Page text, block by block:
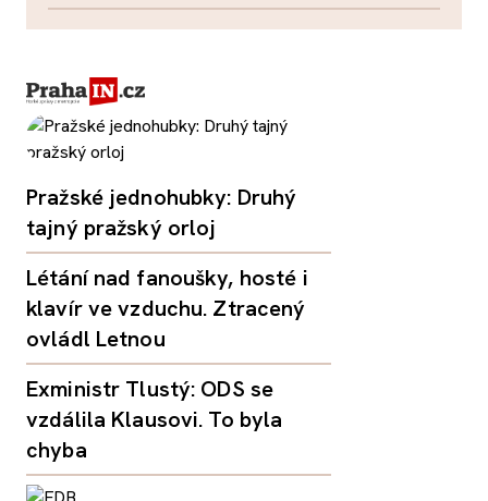
Pražské jednohubky: Druhý
tajný pražský orloj
Létání nad fanoušky, hosté i
klavír ve vzduchu. Ztracený
ovládl Letnou
Exministr Tlustý: ODS se
vzdálila Klausovi. To byla
chyba